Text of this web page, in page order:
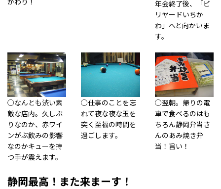
年会終了後、「ビ
リヤードいちか
わ」へと向かいま
す。
○なんとも渋い素
敵な店内。久しぶ
りなのか、赤ワイ
ンがぶ飲みの影響
なのかキューを持
つ手が震えます。
○仕事のことを忘
れて夜な夜な玉を
突く至福の時間を
過ごします。
○翌朝。帰りの電
車で食べるのはも
ちろん静岡弁当さ
んのあみ焼き弁
当！旨い！
静岡最高！また来まーす！